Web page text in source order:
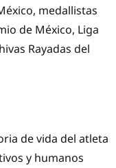
medallistas
de México, Liga
Rayadas del
de vida del atleta
y humanos